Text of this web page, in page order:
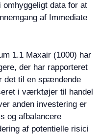
omhyggeligt data for at
af Immediate
1.1 Maxair (1000) har
der har rapporteret
det til en spændende
i værktøjer til handel
anden investering er
og afbalancere
af potentielle risici